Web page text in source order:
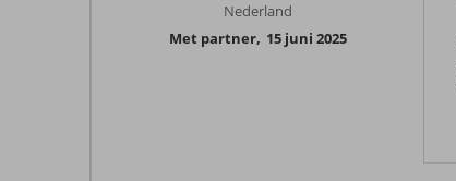
Nederland
Met partner, 15 juni 2025